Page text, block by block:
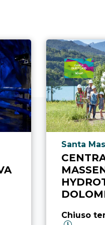
Località
Santa
Chiuso